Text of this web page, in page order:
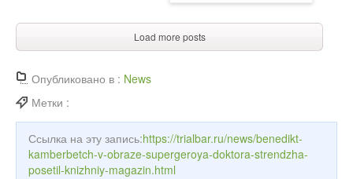
Load more posts
Опубликовано в : News
Метки :
Ссылка на эту запись:https://trialbar.ru/news/benedikt-
kamberbetch-v-obraze-supergeroya-doktora-strendzha-
posetil-knizhniy-magazin.html